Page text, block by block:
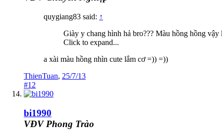
quygiang83 said: ↑
Giày y chang hình hả bro??? Màu hồng hồng vậy
Click to expand...
a xài màu hồng nhìn cute lắm cơ =)) =))
ThienTuan, 25/7/13
#12
bi1990
VĐV Phong Trào